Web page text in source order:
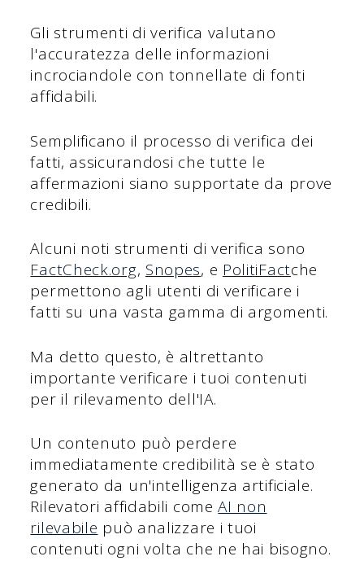
Gli strumenti di verifica valutano
l'accuratezza delle informazioni
incrociandole con tonnellate di fonti
affidabili.
Semplificano il processo di verifica dei
fatti, assicurandosi che tutte le
affermazioni siano supportate da prove
credibili.
Alcuni noti strumenti di verifica sono
FactCheck.org, Snopes, e PolitiFactche
permettono agli utenti di verificare i
fatti su una vasta gamma di argomenti.
Ma detto questo, è altrettanto
importante verificare i tuoi contenuti
per il rilevamento dell'IA.
Un contenuto può perdere
immediatamente credibilità se è stato
generato da un'intelligenza artificiale.
Rilevatori affidabili comeAI non
rilevabile può analizzare i tuoi
contenuti ogni volta che ne hai bisogno.